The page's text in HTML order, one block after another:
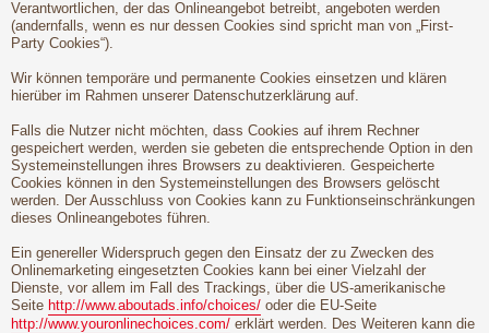
Verantwortlichen, der das Onlineangebot betreibt, angeboten werden
(andernfalls, wenn es nur dessen Cookies sind spricht man von „First-
Party Cookies“).
Wir können temporäre und permanente Cookies einsetzen und klären
hierüber im Rahmen unserer Datenschutzerklärung auf.
Falls die Nutzer nicht möchten, dass Cookies auf ihrem Rechner
gespeichert werden, werden sie gebeten die entsprechende Option in den
Systemeinstellungen ihres Browsers zu deaktivieren. Gespeicherte
Cookies können in den Systemeinstellungen des Browsers gelöscht
werden. Der Ausschluss von Cookies kann zu Funktionseinschränkungen
dieses Onlineangebotes führen.
Ein genereller Widerspruch gegen den Einsatz der zu Zwecken des
Onlinemarketing eingesetzten Cookies kann bei einer Vielzahl der
Dienste, vor allem im Fall des Trackings, über die US-amerikanische
Seite http://www.aboutads.info/choices/ oder die EU-Seite
http://www.youronlinechoices.com/ erklärt werden. Des Weiteren kann die